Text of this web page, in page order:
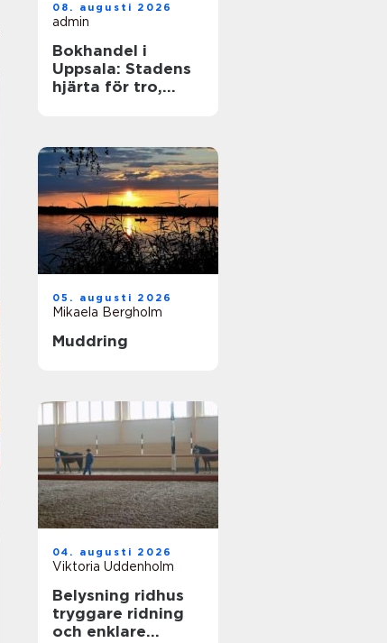
08. augusti 2026
admin
Bokhandel i
Uppsala: Stadens
hjärta för tro,
05. augusti 2026
Mikaela Bergholm
Muddring
04. augusti 2026
Viktoria Uddenholm
Belysning ridhus
tryggare ridning
och enklare